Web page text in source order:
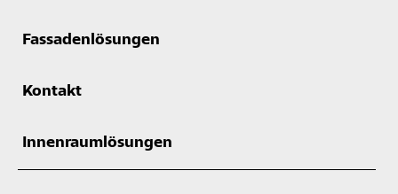
Fassadenlösungen
Kontakt
Innenraumlösungen